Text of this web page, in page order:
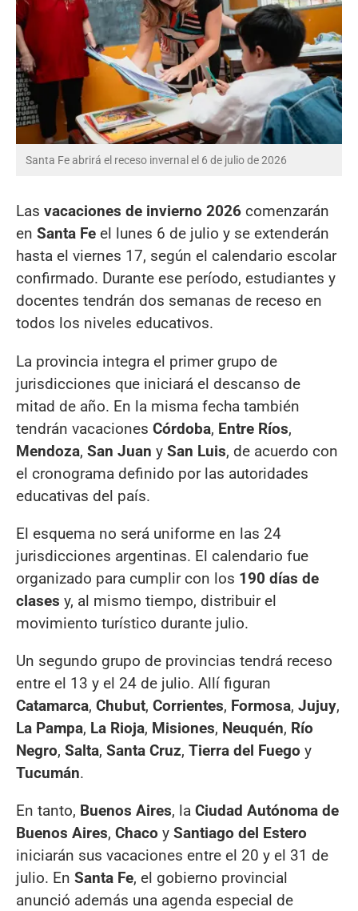
Santa Fe abrirá el receso invernal el 6 de julio de 2026
Las vacaciones de invierno 2026 comenzarán
en Santa Fe el lunes 6 de julio y se extenderán
hasta el viernes 17, según el calendario escolar
confirmado. Durante ese período, estudiantes y
docentes tendrán dos semanas de receso en
todos los niveles educativos.
La provincia integra el primer grupo de
jurisdicciones que iniciará el descanso de
mitad de año. En la misma fecha también
tendrán vacaciones Córdoba, Entre Ríos,
Mendoza, San Juan y San Luis, de acuerdo con
el cronograma definido por las autoridades
educativas del país.
El esquema no será uniforme en las 24
jurisdicciones argentinas. El calendario fue
organizado para cumplir con los 190 días de
clases y, al mismo tiempo, distribuir el
movimiento turístico durante julio.
Un segundo grupo de provincias tendrá receso
entre el 13 y el 24 de julio. Allí figuran
Catamarca, Chubut, Corrientes, Formosa, Jujuy,
La Pampa, La Rioja, Misiones, Neuquén, Río
Negro, Salta, Santa Cruz, Tierra del Fuego y
Tucumán.
En tanto, Buenos Aires, la Ciudad Autónoma de
Buenos Aires, Chaco y Santiago del Estero
iniciarán sus vacaciones entre el 20 y el 31 de
julio. En Santa Fe, el gobierno provincial
anunció además una agenda especial de